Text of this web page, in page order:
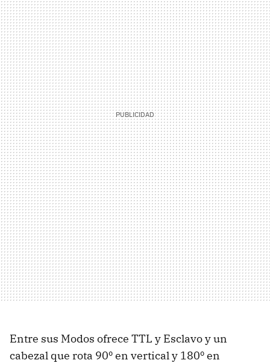
Entre sus Modos ofrece TTL y Esclavo y un
cabezal que rota 90º en vertical y 180º en